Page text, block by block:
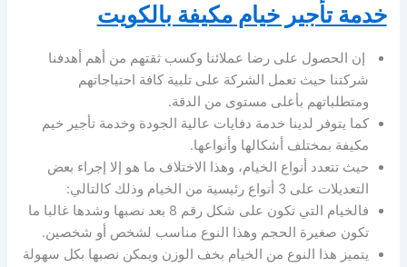
خدمة تأجير خيام مكيفة بالكويت
إن الحصول على رضا عملائنا وكسب ثقتهم من أهم أهدفنا
شركتنا حيث تعمل الشركة على تلبية كافة احتياجاتهم
ومتطلباتهم بأعلى مستوى من الدقة.
كما يتوفر لدينا خدمة دفايات عالية الجودة وخدمة تأجير خيم
مكيفة بمختلف أشكالها وأنواعها.
حيث تتعدد أنواع الخيام، وهذا الاختلاف ما هو إلا إجراء بعض
التعديلات على 3 أنواع رئيسية من الخيام وذلك كالتالي:
فالخيام التي تكون على شكل رقم 8 بعد نصبها وشدها غالبا ما
تكون صغيرة الحجم وهذا النوع مناسب لشخص أو شخصين.
يتميز هذا النوع من الخيام بخف الوزن ويمكن نصبها بكل سهولة